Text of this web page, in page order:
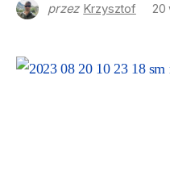
przez Krzysztof 20